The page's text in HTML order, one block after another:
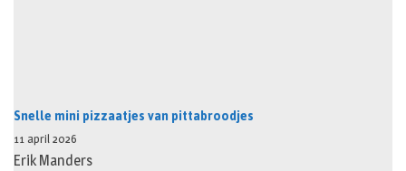
Snelle mini pizzaatjes van pittabroodjes
11 april 2026
Erik Manders